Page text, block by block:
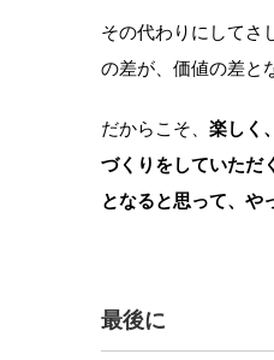
その代わりにしてさ
の差が、価値の差と
だからこそ、 楽しく
づくりをしていただ
となると思って、や
最後に